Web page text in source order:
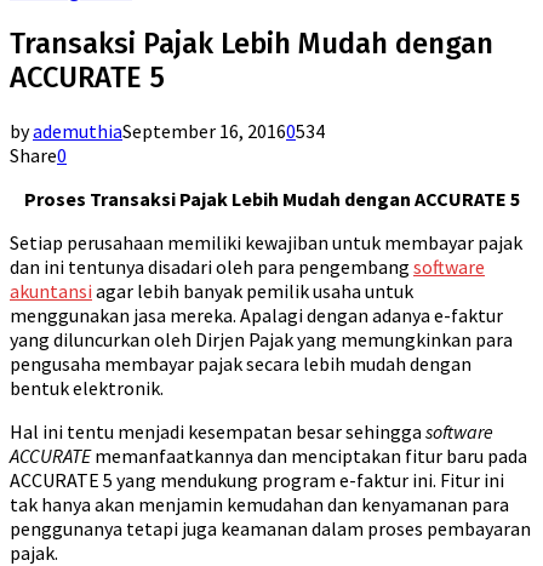
Transaksi Pajak Lebih Mudah dengan
ACCURATE 5
byademuthiaSeptember 16, 20160534
Share0
Proses Transaksi Pajak Lebih Mudah dengan ACCURATE 5
Setiap perusahaan memiliki kewajiban untuk membayar pajak
dan ini tentunya disadari oleh para pengembang software
akuntansi agar lebih banyak pemilik usaha untuk
menggunakan jasa mereka. Apalagi dengan adanya e-faktur
yang diluncurkan oleh Dirjen Pajak yang memungkinkan para
pengusaha membayar pajak secara lebih mudah dengan
bentuk elektronik.
Hal ini tentu menjadi kesempatan besar sehingga software
ACCURATEmemanfaatkannya dan menciptakan fitur baru pada
ACCURATE 5 yang mendukung program e-faktur ini. Fitur ini
tak hanya akan menjamin kemudahan dan kenyamanan para
penggunanya tetapi juga keamanan dalam proses pembayaran
pajak.